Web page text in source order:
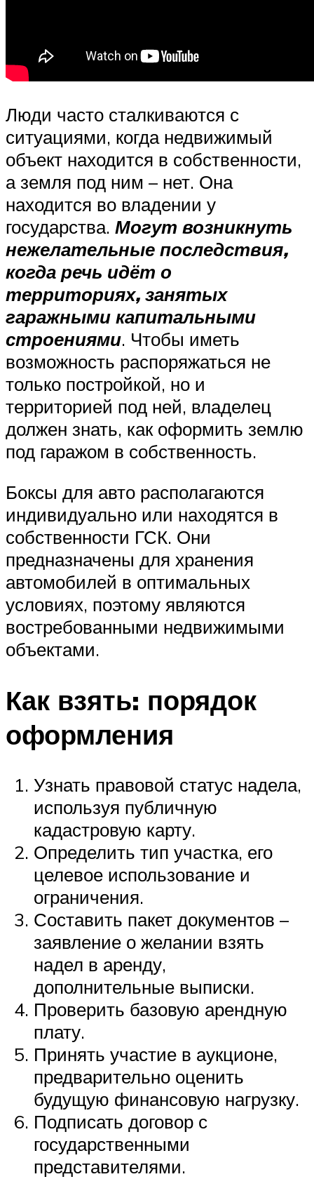
Люди часто сталкиваются с
ситуациями, когда недвижимый
объект находится в собственности,
а земля под ним – нет. Она
находится во владении у
государства. Могут возникнуть
нежелательные последствия,
когда речь идёт о
территориях, занятых
гаражными капитальными
строениями. Чтобы иметь
возможность распоряжаться не
только постройкой, но и
территорией под ней, владелец
должен знать, как оформить землю
под гаражом в собственность.
Боксы для авто располагаются
индивидуально или находятся в
собственности ГСК. Они
предназначены для хранения
автомобилей в оптимальных
условиях, поэтому являются
востребованными недвижимыми
объектами.
Как взять: порядок
оформления
Узнать правовой статус надела,
используя публичную
кадастровую карту.
Определить тип участка, его
целевое использование и
ограничения.
Составить пакет документов –
заявление о желании взять
надел в аренду,
дополнительные выписки.
Проверить базовую арендную
плату.
Принять участие в аукционе,
предварительно оценить
будущую финансовую нагрузку.
Подписать договор с
государственными
представителями.